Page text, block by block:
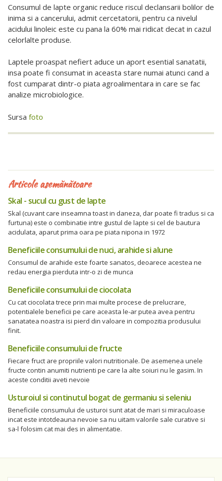
Consumul de lapte organic reduce riscul declansarii bolilor de
inima si a cancerului, admit cercetatorii, pentru ca nivelul
acidului linoleic este cu pana la 60% mai ridicat decat in cazul
celorlalte produse.
Laptele proaspat nefiert aduce un aport esential sanatatii,
insa poate fi consumat in aceasta stare numai atunci cand a
fost cumparat dintr-o piata agroalimentara in care se fac
analize microbiologice.
Sursa foto
Articole asemănătoare
Skal - sucul cu gust de lapte
Skal (cuvant care inseamna toast in daneza, dar poate fi tradus si ca
furtuna) este o combinatie intre gustul de lapte si cel de bautura
acidulata, aparut prima oara pe piata nipona in 1972
Beneficiile consumului de nuci, arahide si alune
Consumul de arahide este foarte sanatos, deoarece acestea ne
redau energia pierduta intr-o zi de munca
Beneficiile consumului de ciocolata
Cu cat ciocolata trece prin mai multe procese de prelucrare,
potentialele beneficii pe care aceasta le-ar putea avea pentru
sanatatea noastra isi pierd din valoare in compozitia produsului
finit.
Beneficiile consumului de fructe
Fiecare fruct are propriile valori nutritionale. De asemenea unele
fructe contin anumiti nutrienti pe care la alte soiuri nu le gasim. In
aceste conditii aveti nevoie
Usturoiul si continutul bogat de germaniu si seleniu
Beneficiile consumului de usturoi sunt atat de mari si miraculoase
incat este intotdeauna nevoie sa nu uitam valorile sale curative si
sa-l folosim cat mai des in alimentatie.